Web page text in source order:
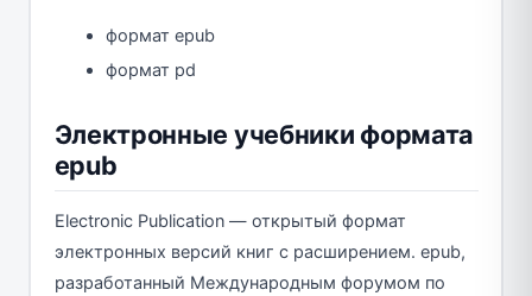
формат epub
формат pd
Электронные учебники формата
epub
Electronic Publication — открытый формат
электронных версий книг с расширением. epub,
разработанный Международным форумом по